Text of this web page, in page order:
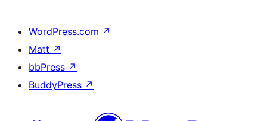
WordPress.com ↗
Matt ↗
bbPress ↗
BuddyPress ↗